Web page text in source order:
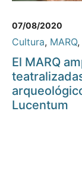
07/08/2020
Cultura, MARQ,
El MARQ
Lucentum